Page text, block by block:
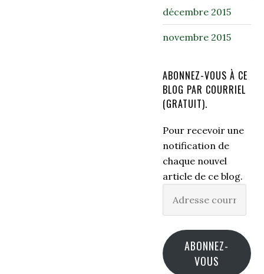
décembre 2015
novembre 2015
ABONNEZ-VOUS À CE
BLOG PAR COURRIEL
(GRATUIT).
Pour recevoir une
notification de
chaque nouvel
article de ce blog.
courriel
ABONNEZ-
VOUS